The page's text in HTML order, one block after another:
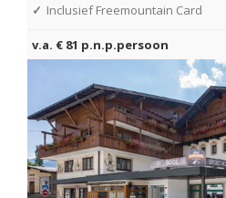
✓ Inclusief Freemountain Card
v.a. € 81 p.n.p.persoon